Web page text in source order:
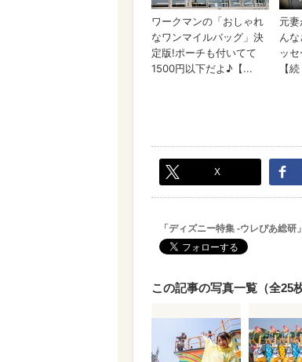
X
「ディズニー特集 -ウレぴあ総
この記事の写真一覧（全25枚